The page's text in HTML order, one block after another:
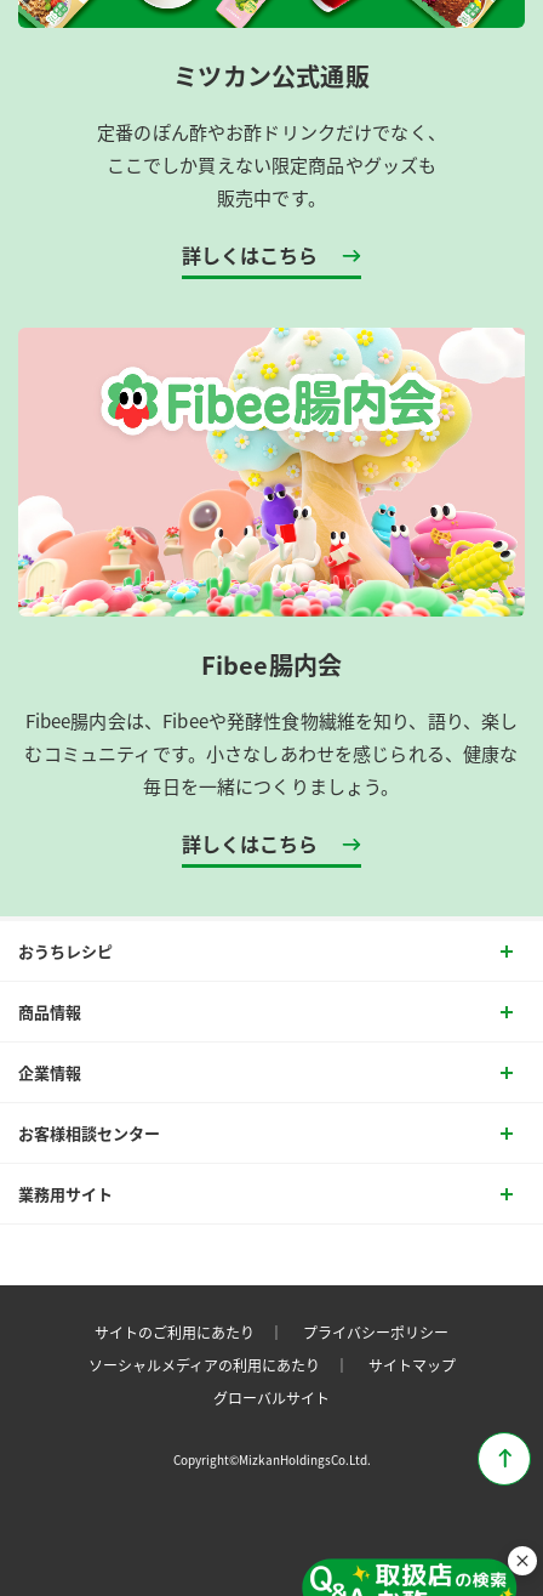
ミツカン公式通販
定番のぽん酢やお酢ドリンクだけでなく、
ここでしか買えない限定商品やグッズも
販売中です。
詳しくはこちら
Fibee腸内会
Fibee腸内会は、​Fibeeや発酵性食物繊維を知り、語り、楽し
むコミュニティです。​小さなしあわせを感じられる、健康な
毎日を一緒につくりましょう。
詳しくはこちら
おうちレシピ
商品情報
企業情報
お客様相談センター
業務用サイト
サイトのご利用にあたり ｜
プライバシーポリシー
ソーシャルメディアの利用にあたり ｜
サイトマップ
グローバルサイト
Copyright©MizkanHoldingsCo.Ltd.